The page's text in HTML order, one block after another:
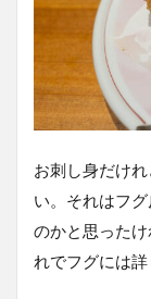
お刺し身だけ
い。それはフ
のかと思った
れでフグには詳